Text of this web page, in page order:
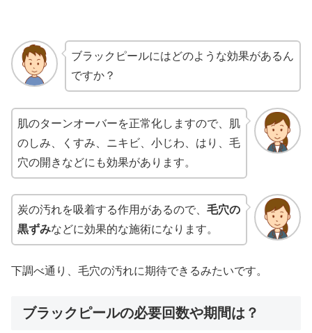
ブラックピールにはどのような効果があるん
ですか？
肌のターンオーバーを正常化しますので、肌
のしみ、くすみ、ニキビ、小じわ、はり、毛
穴の開きなどにも効果があります。
炭の汚れを吸着する作用があるので、 毛穴の
黒ずみなどに効果的な施術になります。
下調べ通り、毛穴の汚れに期待できるみたいです。
ブラックピールの必要回数や期間は？